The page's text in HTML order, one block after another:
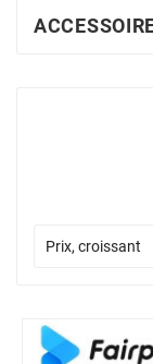
Prix, croissant